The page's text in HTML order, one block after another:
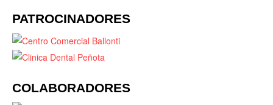
PATROCINADORES
COLABORADORES